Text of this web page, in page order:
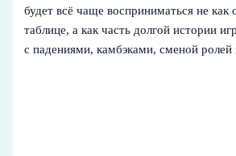
будет всё чаще восприниматься не как
таблице, а как часть долгой истории
с падениями, камбэками, сменой ролей